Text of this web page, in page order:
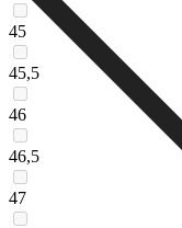
45
45,5
46
46,5
47